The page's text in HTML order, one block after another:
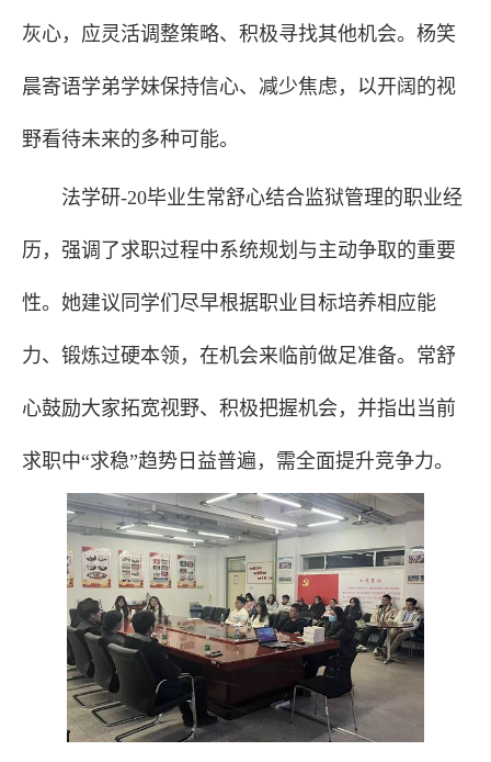
灰心，应灵活调整策略、积极寻找其他机会。杨笑
晨寄语学弟学妹保持信心、减少焦虑，以开阔的视
野看待未来的多种可能。
法学研-20毕业生常舒心结合监狱管理的职业经
历，强调了求职过程中系统规划与主动争取的重要
性。她建议同学们尽早根据职业目标培养相应能
力、锻炼过硬本领，在机会来临前做足准备。常舒
心鼓励大家拓宽视野、积极把握机会，并指出当前
求职中“求稳”趋势日益普遍，需全面提升竞争力。